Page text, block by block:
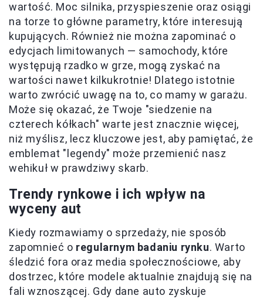
wartość. Moc silnika, przyspieszenie oraz osiągi
na torze to główne parametry, które interesują
kupujących. Również nie można zapominać o
edycjach limitowanych — samochody, które
występują rzadko w grze, mogą zyskać na
wartości nawet kilkukrotnie! Dlatego istotnie
warto zwrócić uwagę na to, co mamy w garażu.
Może się okazać, że Twoje "siedzenie na
czterech kółkach" warte jest znacznie więcej,
niż myślisz, lecz kluczowe jest, aby pamiętać, że
emblemat "legendy" może przemienić nasz
wehikuł w prawdziwy skarb.
Trendy rynkowe i ich wpływ na
wyceny aut
Kiedy rozmawiamy o sprzedaży, nie sposób
zapomnieć o regularnym badaniu rynku. Warto
śledzić fora oraz media społecznościowe, aby
dostrzec, które modele aktualnie znajdują się na
fali wznoszącej. Gdy dane auto zyskuje